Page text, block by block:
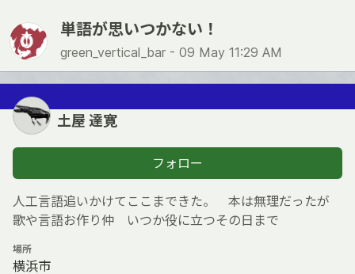
単語が思いつかない！
green_vertical_bar - 09 May 11:29 AM
土屋 達寛
フォロー
人工言語追いかけてここまできた。 本は無理だったが
歌や言語お作り仲 いつか役に立つその日まで
場所
横浜市